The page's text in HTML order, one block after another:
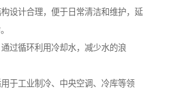
设计合理，便于日常清洁和维护，延
过循环利用冷却水，减少水的浪
于工业制冷、中央空调、冷库等领